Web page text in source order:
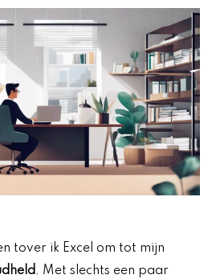
tover ik Excel om tot mijn
. Met slechts een paar